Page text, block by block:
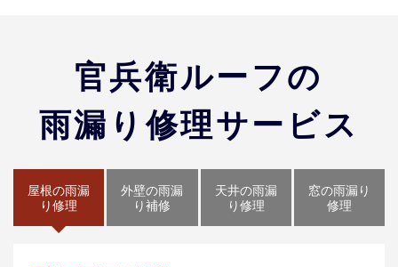
官兵衛ルーフの
雨漏り修理サービス
屋根の雨漏
り修理
外壁の雨漏
り補修
天井の雨漏
り修理
窓の雨漏り
修理